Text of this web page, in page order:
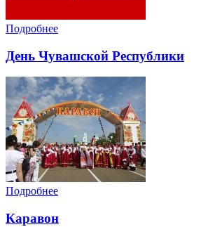
Подробнее
День Чувашской Республики
Подробнее
Каравон